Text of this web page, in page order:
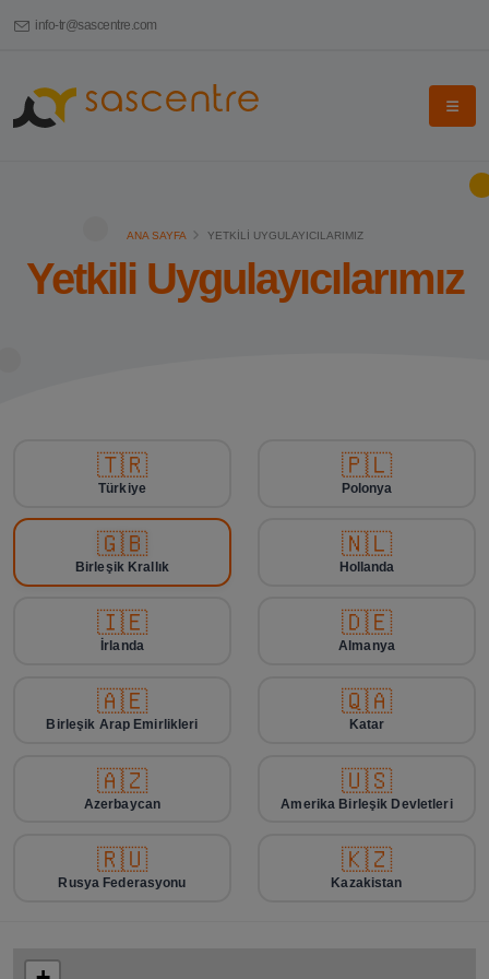
info-tr@sascentre.com
ANA SAYFA YETKILI UYGULAYICILARIMIZ
Yetkili Uygulayıcılarımız
🇹🇷
Türkiye
🇵🇱
Polonya
🇬🇧
Birleşik Krallık
🇳🇱
Hollanda
🇮🇪
İrlanda
🇩🇪
Almanya
🇦🇪
Birleşik Arap Emirlikleri
🇶🇦
Katar
🇦🇿
Azerbaycan
🇺🇸
Amerika Birleşik Devletleri
🇷🇺
Rusya Federasyonu
🇰🇿
Kazakistan